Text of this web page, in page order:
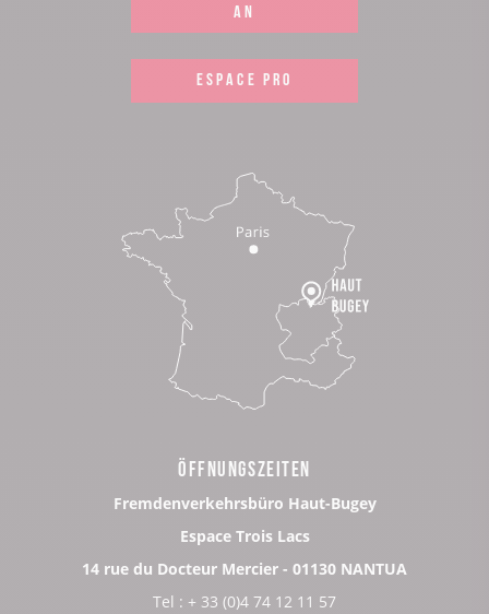
AN
ESPACE PRO
ÖFFNUNGSZEITEN
Fremdenverkehrsbüro Haut-Bugey
Espace Trois Lacs
14 rue du Docteur Mercier - 01130 NANTUA
Tel : + 33 (0)4 74 12 11 57